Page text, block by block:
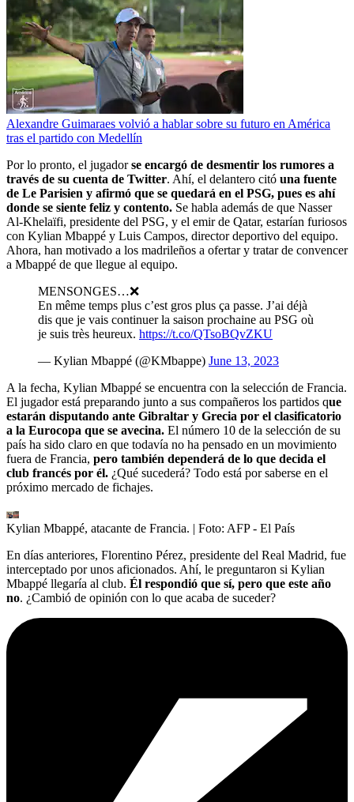
Alexandre Guimaraes volvió a hablar sobre su futuro en América
tras el partido con Medellín
Por lo pronto, el jugadorse encargó de desmentir los rumores a
través de su cuenta de Twitter. Ahí, el delantero citó una fuente
de Le Parisien y afirmó que se quedará en el PSG, pues es ahí
donde se siente feliz y contento. Se habla además de que Nasser
Al-Khelaïfi, presidente del PSG, y el emir de Qatar, estarían furiosos
con Kylian Mbappé y Luis Campos, director deportivo del equipo.
Ahora, han motivado a los madrileños a ofertar y tratar de convencer
a Mbappé de que llegue al equipo.
MENSONGES…❌
En même temps plus c’est gros plus ça passe. J’ai déjà
dis que je vais continuer la saison prochaine au PSG où
je suis très heureux. https://t.co/QTsoBQvZKU
— Kylian Mbappé (@KMbappe) June 13, 2023
A la fecha, Kylian Mbappé se encuentra con la selección de Francia.
El jugador está preparando junto a sus compañeros los partidos que
estarán disputando ante Gibraltar y Grecia por el clasificatorio
a la Eurocopa que se avecina. El número 10 de la selección de su
país ha sido claro en que todavía no ha pensado en un movimiento
fuera de Francia, pero también dependerá de lo que decida el
club francés por él. ¿Qué sucederá? Todo está por saberse en el
próximo mercado de fichajes.
Kylian Mbappé, atacante de Francia. | Foto: AFP - El País
En días anteriores, Florentino Pérez, presidente del Real Madrid, fue
interceptado por unos aficionados. Ahí, le preguntaron si Kylian
Mbappé llegaría al club. Él respondió que sí, pero que este año
no. ¿Cambió de opinión con lo que acaba de suceder?